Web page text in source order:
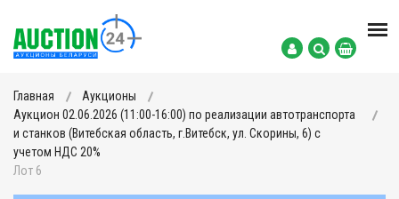
Главная
Аукционы
Аукцион 02.06.2026 (11:00-16:00) по реализации автотранспорта
и станков (Витебская область, г.Витебск, ул. Скорины, 6) с
учетом НДС 20%
Лот 6